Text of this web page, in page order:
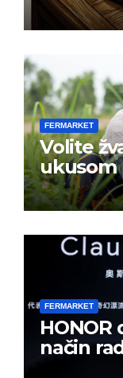
FERMARKET
Volite
ukusom
FERMARKET
HONOR
način